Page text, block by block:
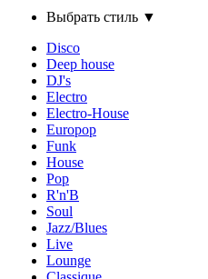
Выбрать стиль ▼
Disco
Deep house
DJ's
Electro
Electro-House
Europop
Funk
House
Pop
R'n'B
Soul
Jazz/Blues
Live
Lounge